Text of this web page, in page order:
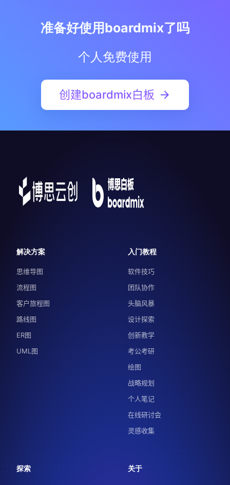
准备好使用boardmix了吗
个人免费使用
创建boardmix白板
解决方案
思维导图
流程图
客户旅程图
路线图
ER图
UML图
入门教程
软件技巧
团队协作
头脑风暴
设计探索
创新教学
考公考研
绘图
战略规划
个人笔记
在线研讨会
灵感收集
探索 关于